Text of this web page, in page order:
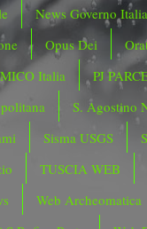
News Governo
Opus Dei
Italia
PJ
S. Agostino
Sisma USGS
TUSCIA WEB
Web Archeomatica